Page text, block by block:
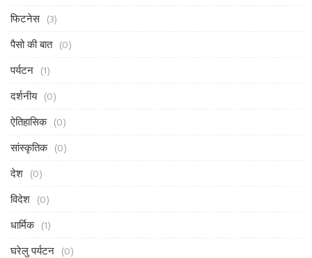
फिटनेस (3)
पैसो की बात (0)
पर्यटन (1)
दर्शनीय (0)
ऐतिहासिक (0)
सांस्कृतिक (0)
देश (0)
विदेश (0)
धार्मिक (1)
घरेलु पर्यटन (0)